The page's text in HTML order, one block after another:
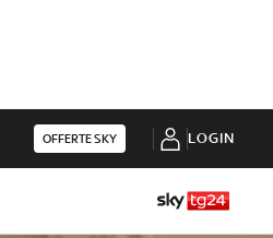
OFFERTE SKY LOGIN